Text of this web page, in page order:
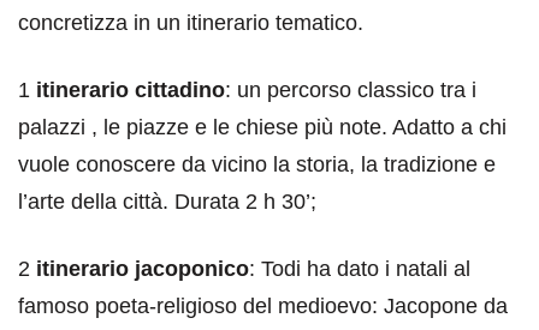
concretizza in un itinerario tematico.
1 itinerario cittadino: un percorso classico tra i
palazzi , le piazze e le chiese più note. Adatto a chi
vuole conoscere da vicino la storia, la tradizione e
l’arte della città. Durata 2 h 30’;
2 itinerario jacoponico: Todi ha dato i natali al
famoso poeta-religioso del medioevo: Jacopone da